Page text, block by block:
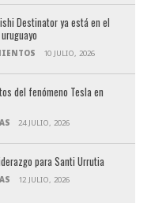
Destinator ya está en el
10 JULIO, 2026
del fenómeno Tesla en
24 JULIO, 2026
para Santi Urrutia
12 JULIO, 2026